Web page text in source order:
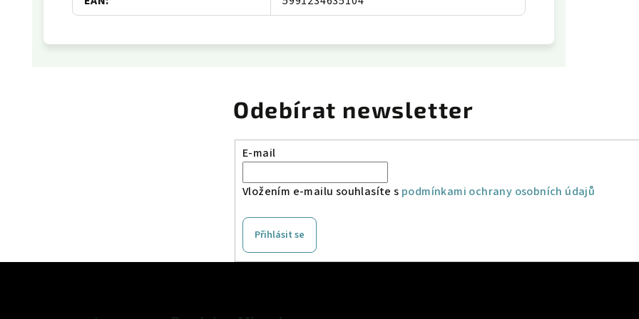
Odebírat newsletter
E-mail
Vložením e-mailu souhlasíte s podmínkami ochrany osobních údajů
Přihlásit se